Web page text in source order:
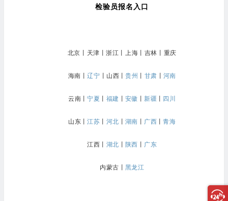
检验员报名入口
北京 丨 天津 丨浙江 丨上海 丨 吉林 丨 重庆
海南 丨辽宁 丨 山西 丨贵州 丨 甘肃 丨 河南
云南 丨宁夏 丨 福建 丨 安徽 丨 新疆 丨 四川
山东 丨江苏 丨 河北 丨 湖南 丨 广西 丨青海
江西 丨 湖北 丨 陕西 丨 广东
内蒙古 丨 黑龙江